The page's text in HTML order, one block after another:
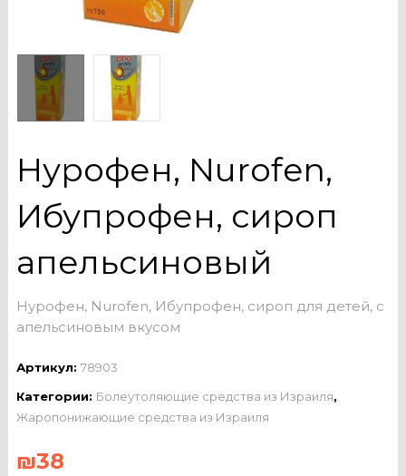
Нурофен, Nurofen,
Ибупрофен, сироп
апельсиновый
Нурофен, Nurofen, Ибупрофен, сироп для детей, с
апельсиновым вкусом
Артикул: 78903
Категории: Болеутоляющие средства из Израиля,
Жаропонижающие средства из Израиля
₪38